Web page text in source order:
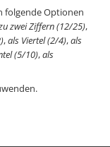
folgende Optionen
zwei Ziffern (12/25),
,als Viertel (2/4),als
(5/10),als